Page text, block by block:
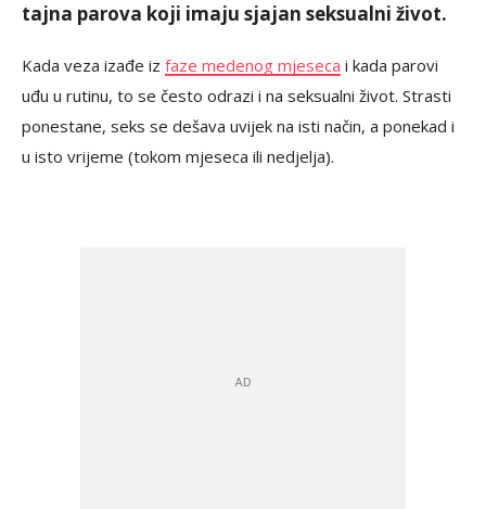
tajna parova koji imaju sjajan seksualni život.
Kada veza izađe iz faze medenog mjeseca i kada parovi
uđu u rutinu, to se često odrazi i na seksualni život. Strasti
ponestane, seks se dešava uvijek na isti način, a ponekad i
u isto vrijeme (tokom mjeseca ili nedjelja).